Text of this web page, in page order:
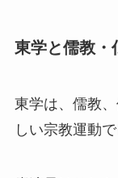
東学と儒教・
東学は、儒教
しい宗教運動で